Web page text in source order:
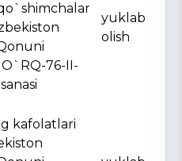
76-II-
yuklab
olish
kafolatlari